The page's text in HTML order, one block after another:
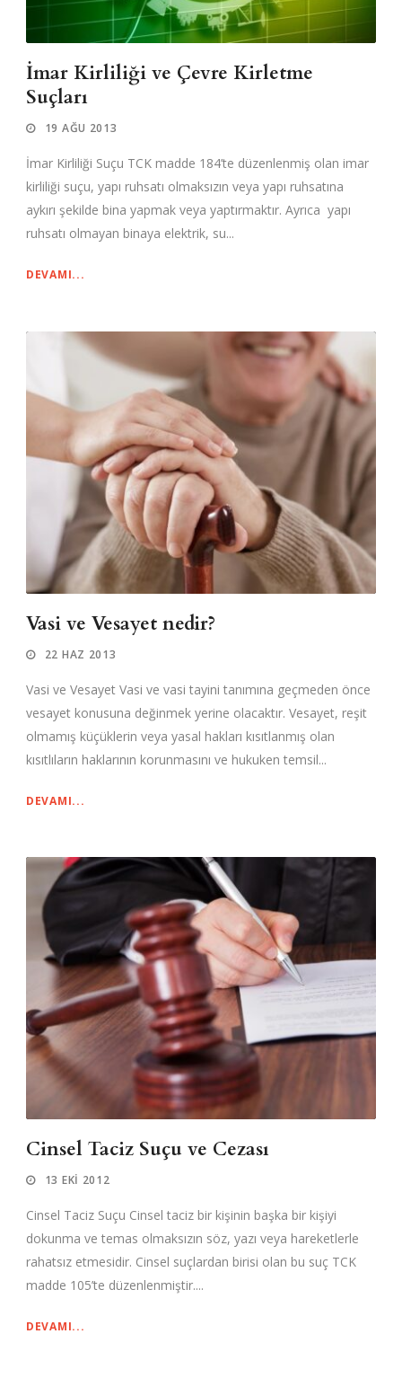
İmar Kirliliği ve Çevre Kirletme
Suçları
19 AĞU 2013
İmar Kirliliği Suçu TCK madde 184’te düzenlenmiş olan imar
kirliliği suçu, yapı ruhsatı olmaksızın veya yapı ruhsatına
aykırı şekilde bina yapmak veya yaptırmaktır. Ayrıca yapı
ruhsatı olmayan binaya elektrik, su...
DEVAMI...
Vasi ve Vesayet nedir?
22 HAZ 2013
Vasi ve Vesayet Vasi ve vasi tayini tanımına geçmeden önce
vesayet konusuna değinmek yerine olacaktır. Vesayet, reşit
olmamış küçüklerin veya yasal hakları kısıtlanmış olan
kısıtlıların haklarının korunmasını ve hukuken temsil...
DEVAMI...
Cinsel Taciz Suçu ve Cezası
13 EKI 2012
Cinsel Taciz Suçu Cinsel taciz bir kişinin başka bir kişiyi
dokunma ve temas olmaksızın söz, yazı veya hareketlerle
rahatsız etmesidir. Cinsel suçlardan birisi olan bu suç TCK
madde 105’te düzenlenmiştir....
DEVAMI...